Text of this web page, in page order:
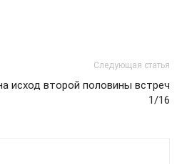
Следующая статья
исход второй половины встреч
1/16